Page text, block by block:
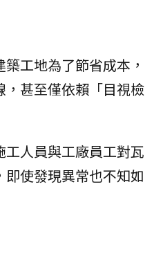
工地為了節省成本，
甚至僅依賴「目視檢
人員與工廠員工對瓦
使發現異常也不知如